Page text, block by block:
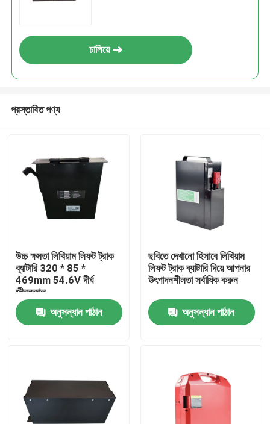
পণ্য
আমাদের সম্পর্কে
চালিয়ে
প্রস্তাবিত পণ্য
উচ্চ ক্ষমতা লিথিয়াম লিফট ট্রাক
ব্যাটারি 320 * 85 *
469mm 54.6V দীর্ঘ
জীবনকাল
অনুসন্ধান পাঠান
ছবিতে দেখানো হিসাবে লিথিয়াম
লিফট ট্রাক ব্যাটারি দিয়ে আপনার
উৎপাদনশীলতা সর্বাধিক করুন
অনুসন্ধান পাঠান